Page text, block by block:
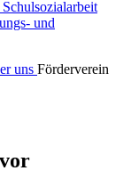
Schulsozialarbeit
und
uns Förderverein